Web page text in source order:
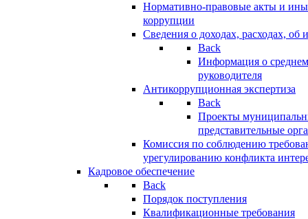
Нормативно-правовые акты и
коррупции
Сведения о доходах, расходах, об
Back
Информация о
руководителя
Антикоррупционная экспертиза
Back
Проекты
представительные
Комиссия по соблюдению
урегулированию конфликта
Кадровое обеспечение
Back
Порядок поступления
Квалификационные требования